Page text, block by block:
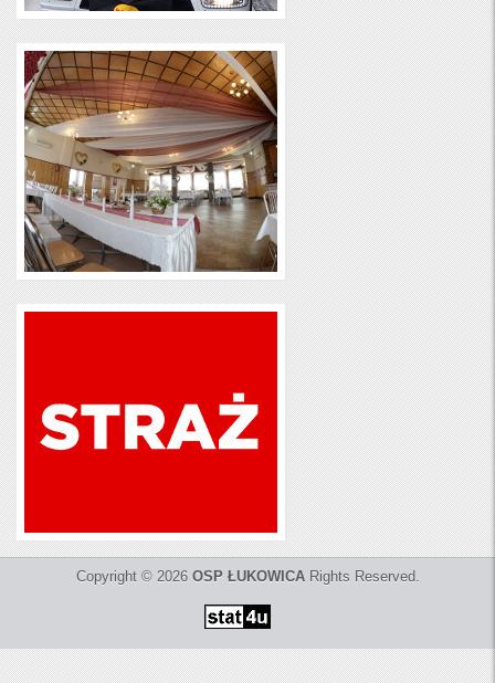
Copyright © 2026 OSP ŁUKOWICA Rights Reserved.